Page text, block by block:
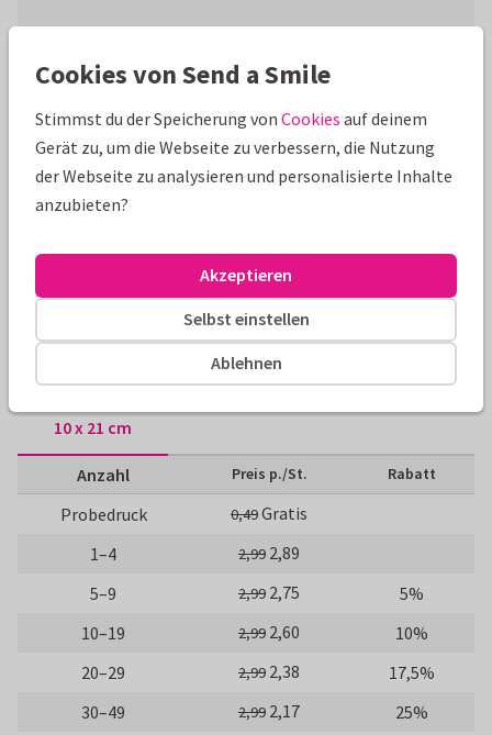
Produktinformation
Einfachkarte in DIN lang-Hochformat Aquarell beige zum
selbst gestalten (blanko). Selbst entwerfen nach eigenem
Wunsch mit Fotos und Text.
Alle Karten können nach Wunsch angepasst werden.
Redactie Send a Smile
Größen und Preise
10 x 21 cm
Anzahl Preis p./St. Rabatt
Probedruck 0,49Gratis
1–4
2,99 2,89
5–9
2,99 2,75
5%
10–19
2,99 2,60
10%
20–29
2,99 2,38
17,5%
30–49
2,99 2,17 25%
Cookies von Send a Smile
Stimmst du der Speicherung von Cookies auf deinem
Gerät zu, um die Webseite zu verbessern, die Nutzung
der Webseite zu analysieren und personalisierte Inhalte
anzubieten?
Ablehnen
Selbst einstellen
Akzeptieren